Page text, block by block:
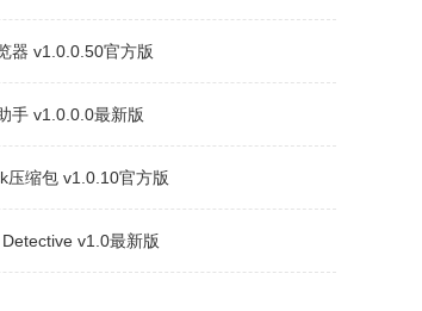
盘
云
器 v1.0.0.50官方版
手 v1.0.0.0最新版
压缩包 v1.0.10官方版
v1.0最新版